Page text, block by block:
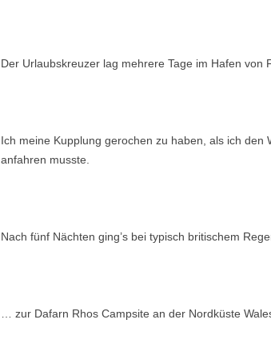
Der Urlaubskreuzer lag mehrere Tage im Hafen von
Ich meine Kupplung gerochen zu haben, als ich
anfahren musste.
Nach fünf Nächten ging’s bei typisch britischem
… zur Dafarn Rhos Campsite an der Nordküste